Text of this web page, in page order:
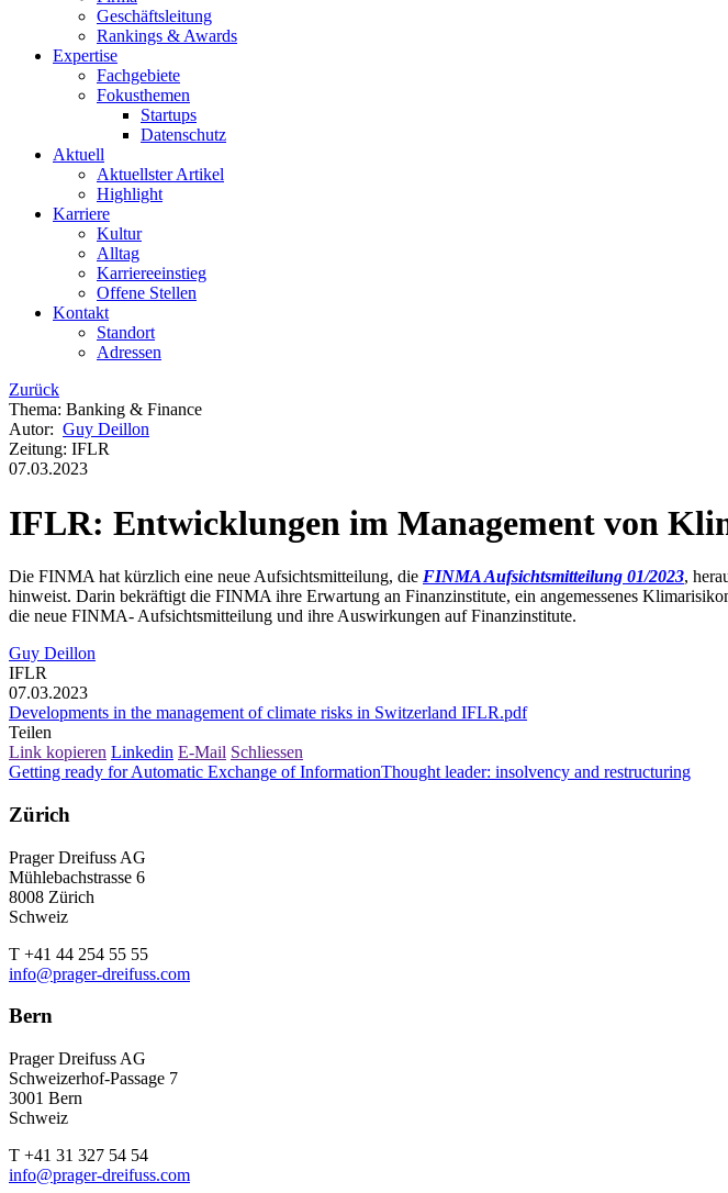
Geschäftsleitung
Rankings & Awards
Expertise
Fachgebiete
Fokusthemen
Startups
Datenschutz
Aktuell
Aktuellster Artikel
Highlight
Karriere
Kultur
Alltag
Karriereeinstieg
Offene Stellen
Kontakt
Standort
Adressen
Zurück
Thema: Banking & Finance
Autor: Guy Deillon
Zeitung: IFLR
07.03.2023
IFLR: Entwicklungen im Management von
Die FINMA hat kürzlich eine neue Aufsichtsmitteilung, die FINMA Aufsichtsmitteilung 01/2023,
hinweist. Darin bekräftigt die FINMA ihre Erwartung an Finanzinstitute, ein angemessenes
die neue FINMA- Aufsichtsmitteilung und ihre Auswirkungen auf Finanzinstitute.
Guy Deillon
IFLR
07.03.2023
Developments in the management of climate risks in Switzerland IFLR.pdf
Teilen
Link kopieren Linkedin E-Mail Schliessen
Getting ready for Automatic Exchange of InformationThought leader: insolvency and restructuring
Zürich
Prager Dreifuss AG
Mühlebachstrasse 6
8008 Zürich
Schweiz
T +41 44 254 55 55
info@prager-dreifuss.com
Bern
Prager Dreifuss AG
Schweizerhof-Passage 7
3001 Bern
Schweiz
T +41 31 327 54 54
info@prager-dreifuss.com